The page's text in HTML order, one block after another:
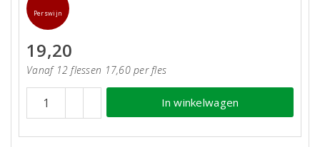
Perswijn
19,20
Vanaf 12 flessen 17,60 per fles
In winkelwagen